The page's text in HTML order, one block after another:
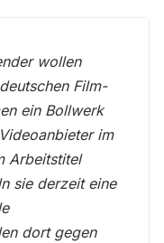
wollen
Film-
ein Bollwerk
im
Arbeitstitel
sie derzeit eine
dort gegen